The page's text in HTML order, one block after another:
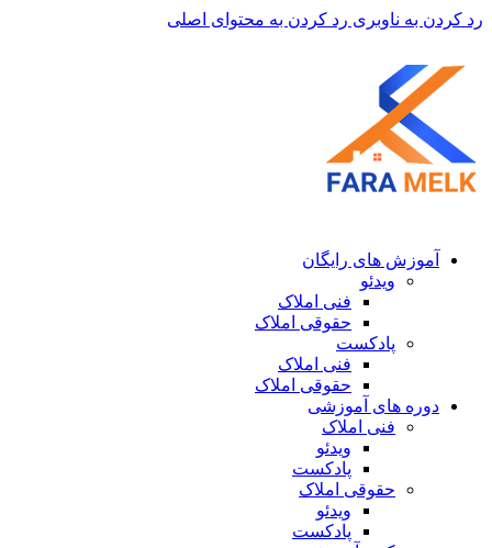
رد کردن به ناوبری رد کردن به محتوای اصلی
آموزش های رایگان
ویدئو
فنی املاک
حقوقی املاک
پادکست
فنی املاک
حقوقی املاک
دوره های آموزشی
فنی املاک
ویدئو
پادکست
حقوقی املاک
ویدئو
پادکست